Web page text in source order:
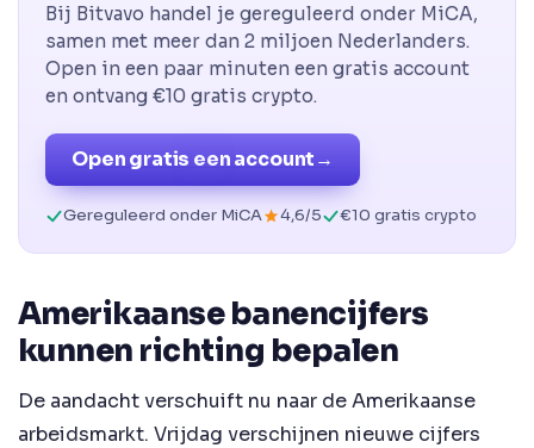
Bij Bitvavo handel je gereguleerd onder MiCA,
samen met meer dan 2 miljoen Nederlanders.
Open in een paar minuten een gratis account
en ontvang €10 gratis crypto.
Open gratis een account→
Gereguleerd onder MiCA 4,6/5 €10 gratis crypto
Amerikaanse banencijfers
kunnen richting bepalen
De aandacht verschuift nu naar de Amerikaanse
arbeidsmarkt. Vrijdag verschijnen nieuwe cijfers